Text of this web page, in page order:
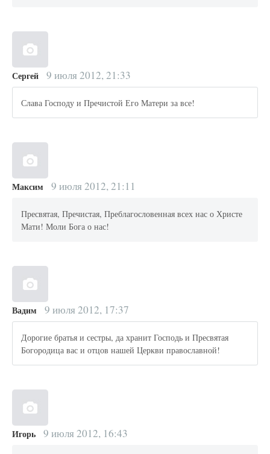
Сергей 9 июля 2012, 21:33
Слава Господу и Пречистой Его Матери за все!
Максим 9 июля 2012, 21:11
Пресвятая, Пречистая, Преблагословенная всех нас о Христе
Мати! Моли Бога о нас!
Вадим 9 июля 2012, 17:37
Дорогие братья и сестры, да хранит Господь и Пресвятая
Богородица вас и отцов нашей Церкви православной!
Игорь 9 июля 2012, 16:43